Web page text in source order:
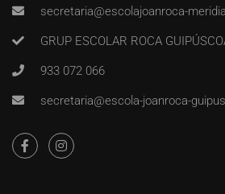
secretaria@escolajoanroca-
GRUP ESCOLAR ROCA
933 072 066
secretaria@escola-joanroca-